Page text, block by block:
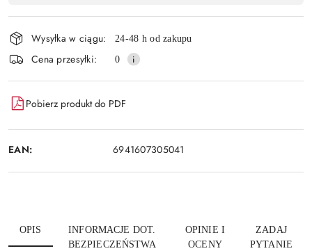
i
dostawa
Wysyłka w ciągu: 24-48 h od zakupu
Cena przesyłki: 0
Pobierz produkt do PDF
EAN: 6941607305041
OPIS
INFORMACJE DOT.
BEZPIECZEŃSTWA
OPINIE I
OCENY
ZADAJ
PYTANIE